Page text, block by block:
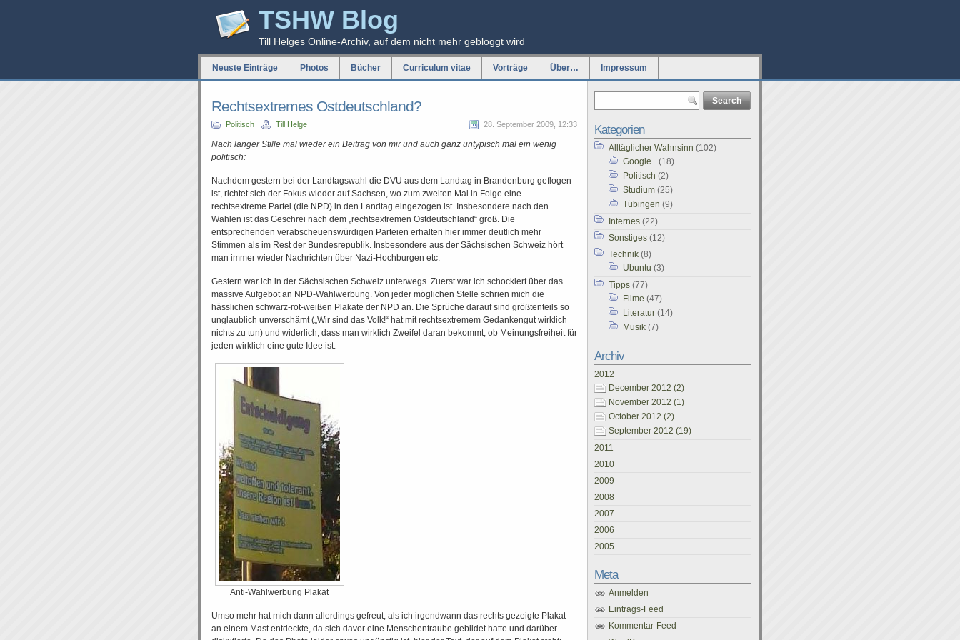
TSHW Blog
Till Helges Online-Archiv, auf dem nicht mehr gebloggt wird
Neuste Einträge Photos Bücher Curriculum vitae Vorträge Über… Impressum
Rechtsextremes Ostdeutschland?
Politisch Till Helge 28. September 2009, 12:33
Nach langer Stille mal wieder ein Beitrag von mir und auch ganz untypisch mal ein wenig
politisch:
Nachdem gestern bei der Landtagswahl die DVU aus dem Landtag in Brandenburg geflogen
ist, richtet sich der Fokus wieder auf Sachsen, wo zum zweiten Mal in Folge eine
rechtsextreme Partei (die NPD) in den Landtag eingezogen ist. Insbesondere nach den
Wahlen ist das Geschrei nach dem „rechtsextremen Ostdeutschland“ groß. Die
entsprechenden verabscheuenswürdigen Parteien erhalten hier immer deutlich mehr
Stimmen als im Rest der Bundesrepublik. Insbesondere aus der Sächsischen Schweiz hört
man immer wieder Nachrichten über Nazi-Hochburgen etc.
Gestern war ich in der Sächsischen Schweiz unterwegs. Zuerst war ich schockiert über das
massive Aufgebot an NPD-Wahlwerbung. Von jeder möglichen Stelle schrien mich die
hässlichen schwarz-rot-weißen Plakate der NPD an. Die Sprüche darauf sind größtenteils so
unglaublich unverschämt („Wir sind das Volk!“ hat mit rechtsextremem Gedankengut wirklich
nichts zu tun) und widerlich, dass man wirklich Zweifel daran bekommt, ob Meinungsfreiheit für
jeden wirklich eine gute Idee ist.
Anti-Wahlwerbung Plakat
Umso mehr hat mich dann allerdings gefreut, als ich irgendwann das rechts gezeigte Plakat
an einem Mast entdeckte, da sich davor eine Menschentraube gebildet hatte und darüber
Kategorien
Alltäglicher Wahnsinn (102)
Google+ (18)
Politisch (2)
Studium (25)
Tübingen (9)
Internes (22)
Sonstiges (12)
Technik (8)
Ubuntu (3)
Tipps (77)
Filme (47)
Literatur (14)
Musik (7)
Archiv
2012
December 2012 (2)
November 2012 (1)
October 2012 (2)
September 2012 (19)
2011
2010
2009
2008
2007
2006
2005
Meta
Anmelden
Eintrags-Feed
Kommentar-Feed